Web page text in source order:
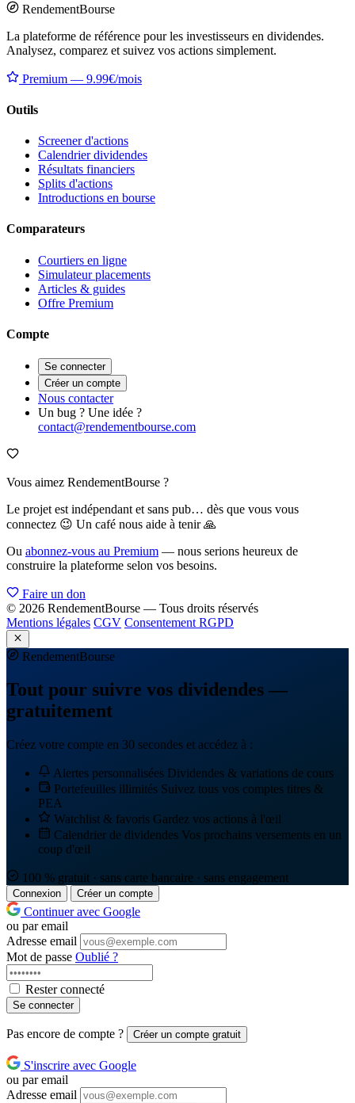
RendementBourse
La plateforme de référence pour les investisseurs en dividendes.
Analysez, comparez et suivez vos actions simplement.
Premium — 9.99€/mois
Outils
Screener d'actions
Calendrier dividendes
Résultats financiers
Splits d'actions
Introductions en bourse
Comparateurs
Courtiers en ligne
Simulateur placements
Articles & guides
Offre Premium
Compte
Se connecter
Créer un compte
Nous contacter
Un bug ? Une idée ?
contact@rendementbourse.com
Vous aimez RendementBourse ?
Le projet est indépendant et sans pub… dès que vous vous
connectez 😉 Un café nous aide à tenir 🙏
Ou abonnez-vous au Premium — nous serions heureux de
construire la plateforme selon vos besoins.
Faire un don
© 2026 RendementBourse — Tous droits réservés
Mentions légales CGV Consentement RGPD
RendementBourse
Tout pour suivre vos dividendes —
gratuitement
Créez votre compte en 30 secondes et accédez à :
Alertes personnalisées Dividendes & variations de cours
Portefeuilles illimités Suivez tous vos comptes titres &
PEA
Watchlist & favoris Gardez vos actions à l'œil
Calendrier de dividendes Vos prochains versements en un
coup d'œil
100 % gratuit · sans carte bancaire · sans engagement
Connexion Créer un compte
Continuer avec Google
ou par email
Adresse email
Mot de passe Oublié ?
Rester connecté
Se connecter
Pas encore de compte ? Créer un compte gratuit
S'inscrire avec Google
ou par email
Adresse email